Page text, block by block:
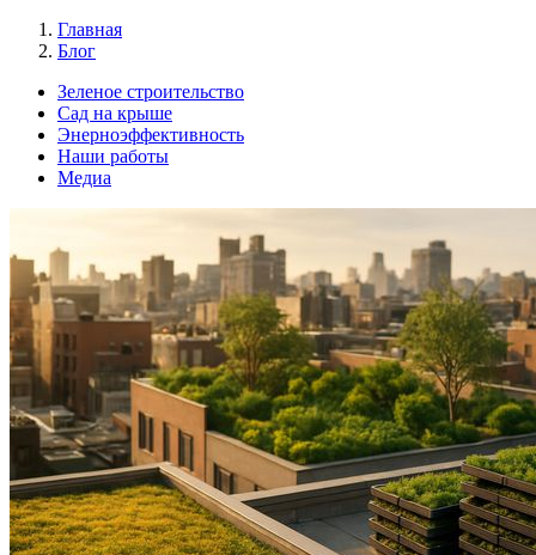
Главная
Блог
Зеленое строительство
Сад на крыше
Энерноэффективность
Наши работы
Медиа